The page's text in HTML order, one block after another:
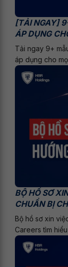
[TẢI NGAY]
ÁP DỤNG
Tải ngay 9+
áp dụng cho
BỘ HỒ SƠ
CHUẨN BỊ
Bộ hồ sơ xin
Careers tìm